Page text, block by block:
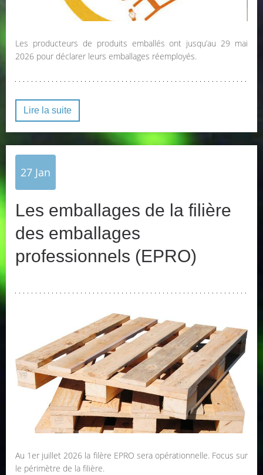
Les producteurs de produits emballés ont jusqu’au 29 mai
2026 pour déclarer leurs emballages réemployés.
Lire la suite
27 Jan
Les emballages de la filière
des emballages
professionnels (EPRO)
Au 1er juillet 2026 la filère EPRO sera opérationnelle. Focus sur
le périmètre de la filière.